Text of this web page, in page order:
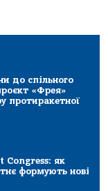
до спільного
«Фрея»
протиракетної
Congress: як
формують нові